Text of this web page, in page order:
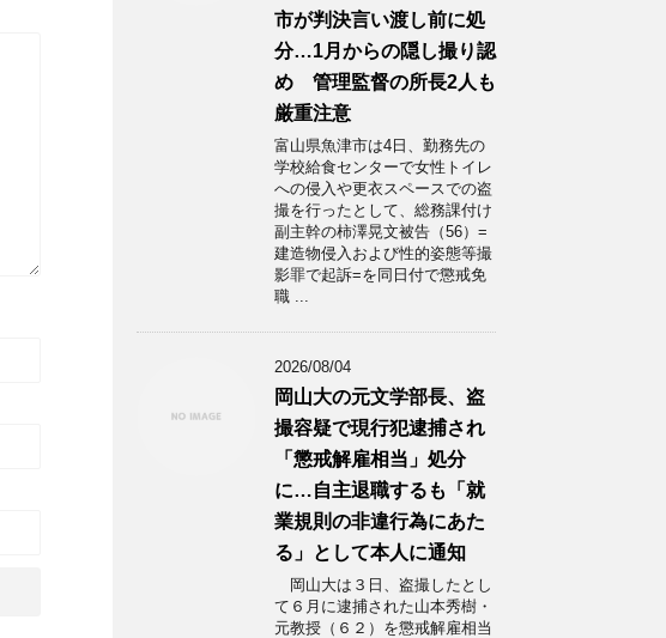
市が判決言い渡し前に処
分…1月からの隠し撮り認
め 管理監督の所長2人も
厳重注意
富山県魚津市は4日、勤務先の
学校給食センターで女性トイレ
への侵入や更衣スペースでの盗
撮を行ったとして、総務課付け
副主幹の柿澤晃文被告（56）=
建造物侵入および性的姿態等撮
影罪で起訴=を同日付で懲戒免
職 ...
2026/08/04
岡山大の元文学部長、盗
撮容疑で現行犯逮捕され
「懲戒解雇相当」処分
に…自主退職するも「就
業規則の非違行為にあた
る」として本人に通知
岡山大は３日、盗撮したとし
て６月に逮捕された山本秀樹・
元教授（６２）を懲戒解雇相当